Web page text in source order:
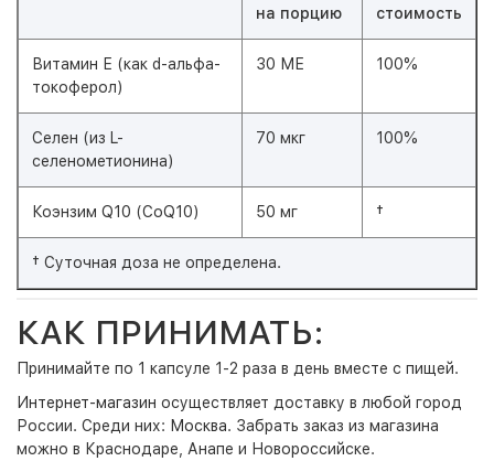
на порцию
стоимость
Витамин Е (как d-альфа-
токоферол)
30 МЕ 100%
Селен (из L-
селенометионина)
70 мкг 100%
Коэнзим Q10 (CoQ10) 50 мг †
† Суточная доза не определена.
КАК ПРИНИМАТЬ:
Принимайте по 1 капсуле 1-2 раза в день вместе с пищей.
Интернет-магазин осуществляет доставку в любой город
России. Среди них: Москва. Забрать заказ из магазина
можно в Краснодаре, Анапе и Новороссийске.